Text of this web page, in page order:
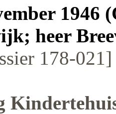
1946
heer
178-021]